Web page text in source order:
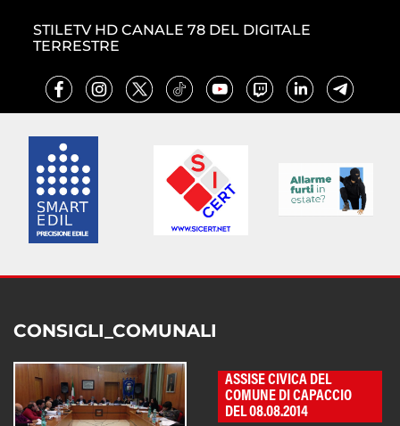
STILETV HD CANALE 78 DEL DIGITALE
TERRESTRE
CONSIGLI_COMUNALI
ASSISE CIVICA DEL
COMUNE DI CAPACCIO
DEL 08.08.2014